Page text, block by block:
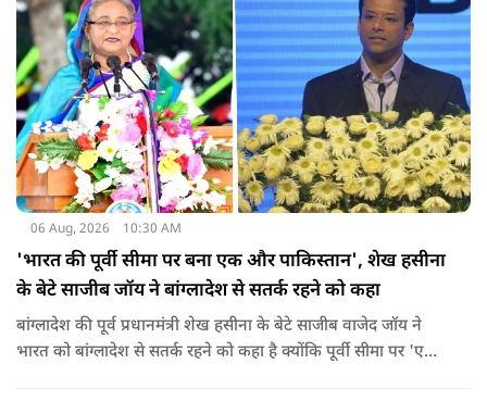
स्थिति में राहुल गांधी वहां नहीं पहुंच रहे हैं.
06 Aug, 2026 10:30 AM
'भारत की पूर्वी सीमा पर बना एक और पाकिस्तान', शेख हसीना
के बेटे साजीब जॉय ने बांग्लादेश से सतर्क रहने को कहा
बांग्लादेश की पूर्व प्रधानमंत्री शेख हसीना के बेटे साजीब वाजेद जॉय ने
भारत को बांग्लादेश से सतर्क रहने को कहा है क्योंकि पूर्वी सीमा पर 'एक